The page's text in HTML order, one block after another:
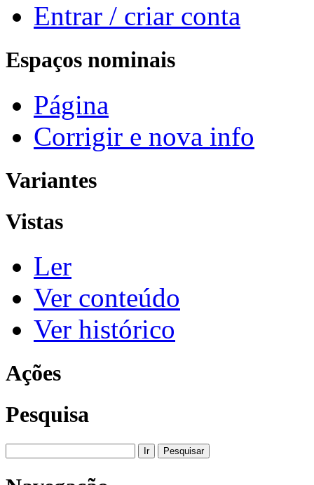
Entrar / criar conta
Espaços nominais
Página
Corrigir e nova info
Variantes
Vistas
Ler
Ver conteúdo
Ver histórico
Ações
Pesquisa